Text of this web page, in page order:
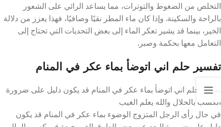
التخلص من الضغوط والتوترات، مما يساعد الرائي على الشعور
بالراحة والسكينة. وإذا كان ماء المطر نقيًا وصافيًا، فهذا يعزز من دلالة
الخير، بينما قد يشير تعكر الماء إلى بعض التحديات التي تحتاج إلى
التعامل معها بحكمة وصبر.
تفسير حلم اني اتوضأ بماء عكر في المنام
تفسير حلم اني اتوضأ بماء عكر في المنام قد يكون دليل على ضرورة
الكسب بالحلال والله يعلم الغيب
في حال رأى الرجل المتزوج الوضوء بماء عكر في المنام قد يكون